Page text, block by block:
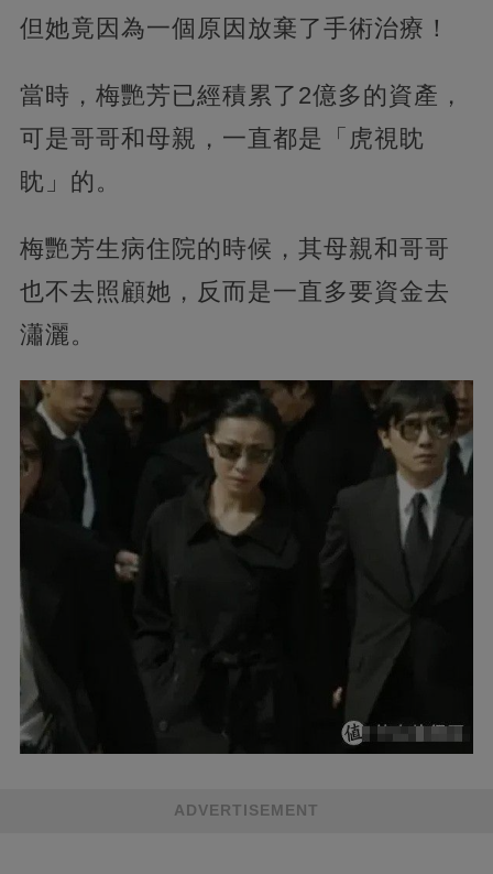
但她竟因為一個原因放棄了手術治療！
當時，梅艷芳已經積累了2億多的資產，
可是哥哥和母親，一直都是「虎視眈
眈」的。
梅艷芳生病住院的時候，其母親和哥哥
也不去照顧她，反而是一直多要資金去
瀟灑。
ADVERTISEMENT